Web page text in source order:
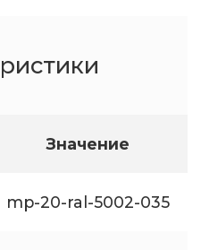
Значение
mp-20-ral-5002-035